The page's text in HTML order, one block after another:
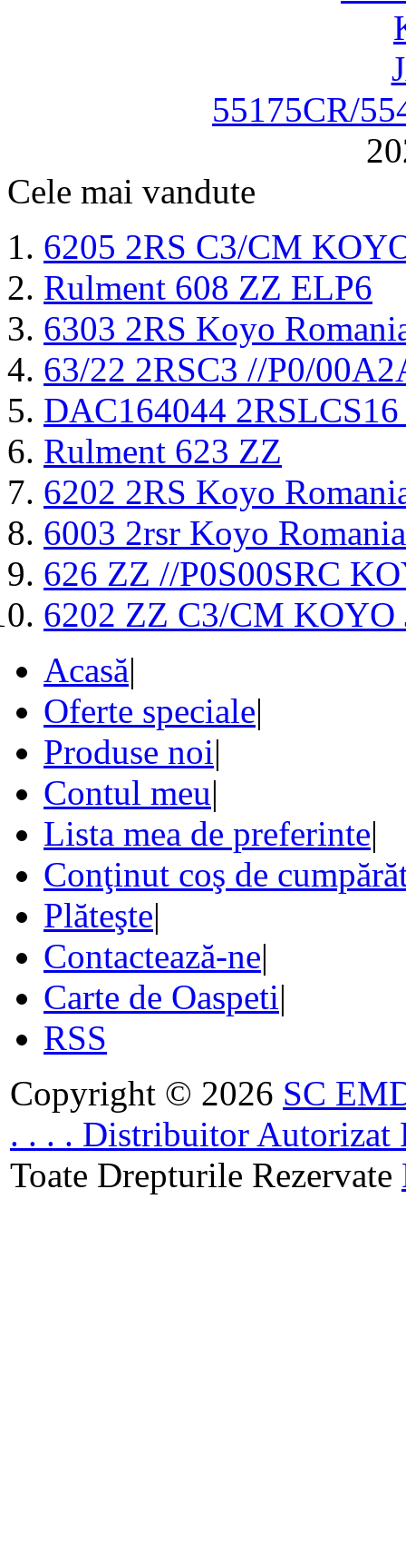
55175CR/
Cele mai vandute
6205 2RS C3/CM
Rulment 608 ZZ ELP6
6303 2RS Koyo
63/22 2RSC3 //P0/
DAC164044
Rulment 623 ZZ
6202 2RS Koyo
6003 2rsr Koyo Romania
626 ZZ //P0S00SRC
6202 ZZ C3/CM KOYO
Acasă|
Oferte speciale|
Produse noi|
Contul meu|
Lista mea de preferinte|
Conţinut coş de
Plăteşte|
Contactează-ne|
Carte de Oaspeti|
RSS
Copyright © 2026 SC
. . . . Distribuitor Autorizat
Toate Drepturile Rezervate